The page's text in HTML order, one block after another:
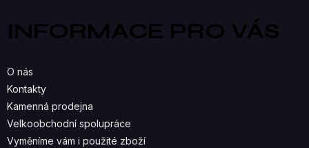
Á
D
INFORMACE PRO VÁS
O nás
Kontakty
Kamenná prodejna
Velkoobchodní spolupráce
Vyměníme vám i použité zboží